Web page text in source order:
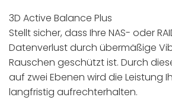
3D Active Balance Plus
Stellt sicher, dass Ihre NAS- oder
Datenverlust durch übermäßige
Rauschen geschützt ist. Durch
auf zwei Ebenen wird die Leistung
langfristig aufrechterhalten.